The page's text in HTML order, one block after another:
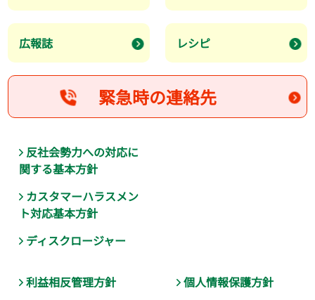
広報誌 レシピ
緊急時の連絡先
反社会勢力への対応に
関する基本方針
カスタマーハラスメン
ト対応基本方針
ディスクロージャー
利益相反管理方針
個人情報保護方針